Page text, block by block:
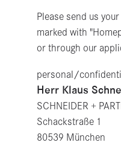
Please send us
marked with
or through our
personal/
Herr Klaus
SCHNEIDER +
Schack­straße 1
80539 München